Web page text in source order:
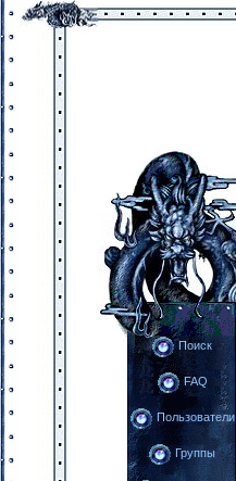
Поиск
FAQ
Пользователи
Группы